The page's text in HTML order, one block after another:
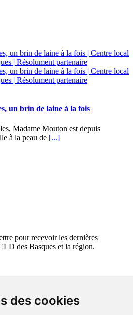
des cookies
un brin de laine à la fois
Madame Mouton est depuis
à la peau de [...]
pour recevoir les dernières
des Basques et la région.
?
des données quantitatives,